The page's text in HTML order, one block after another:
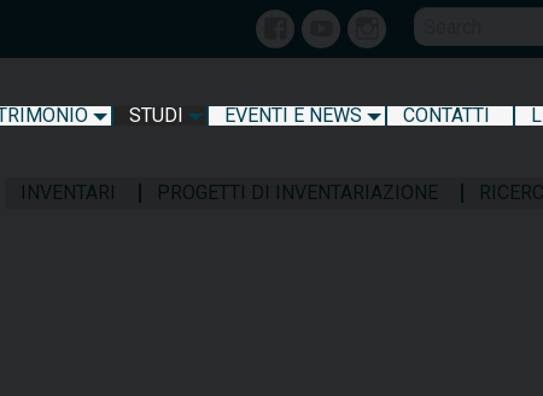
FacebookYoutubeInstagram
STUDI EVENTI E NEWS CONTATTI
INVENTARI PROGETTI DI INVENTARIAZIONE